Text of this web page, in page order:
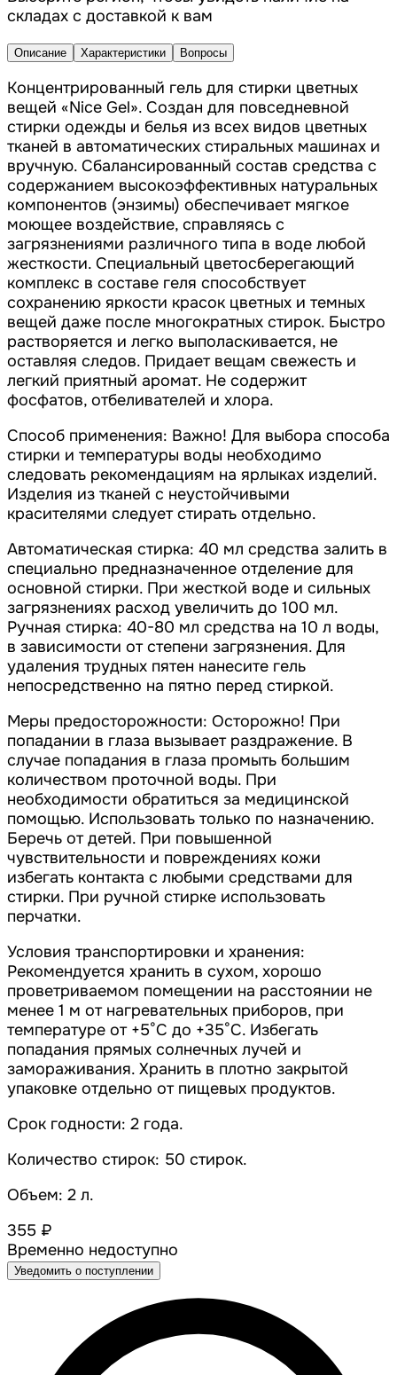
складах с доставкой к вам
Описание Характеристики Вопросы
Концентрированный гель для стирки цветных
вещей «Nice Gel». Создан для повседневной
стирки одежды и белья из всех видов цветных
тканей в автоматических стиральных машинах и
вручную. Сбалансированный состав средства с
содержанием высокоэффективных натуральных
компонентов (энзимы) обеспечивает мягкое
моющее воздействие, справляясь с
загрязнениями различного типа в воде любой
жесткости. Специальный цветосберегающий
комплекс в составе геля способствует
сохранению яркости красок цветных и темных
вещей даже после многократных стирок. Быстро
растворяется и легко выполаскивается, не
оставляя следов. Придает вещам свежесть и
легкий приятный аромат. Не содержит
фосфатов, отбеливателей и хлора.
Способ применения: Важно! Для выбора способа
стирки и температуры воды необходимо
следовать рекомендациям на ярлыках изделий.
Изделия из тканей с неустойчивыми
красителями следует стирать отдельно.
Автоматическая стирка: 40 мл средства залить в
специально предназначенное отделение для
основной стирки. При жесткой воде и сильных
загрязнениях расход увеличить до 100 мл.
Ручная стирка: 40-80 мл средства на 10 л воды,
в зависимости от степени загрязнения. Для
удаления трудных пятен нанесите гель
непосредственно на пятно перед стиркой.
Меры предосторожности: Осторожно! При
попадании в глаза вызывает раздражение. В
случае попадания в глаза промыть большим
количеством проточной воды. При
необходимости обратиться за медицинской
помощью. Использовать только по назначению.
Беречь от детей. При повышенной
чувствительности и повреждениях кожи
избегать контакта с любыми средствами для
стирки. При ручной стирке использовать
перчатки.
Условия транспортировки и хранения:
Рекомендуется хранить в сухом, хорошо
проветриваемом помещении на расстоянии не
менее 1 м от нагревательных приборов, при
температуре от +5°С до +35°С. Избегать
попадания прямых солнечных лучей и
замораживания. Хранить в плотно закрытой
упаковке отдельно от пищевых продуктов.
Срок годности: 2 года.
Количество стирок: 50 стирок.
Объем: 2 л.
355 ₽
Временно недоступно
Уведомить о поступлении